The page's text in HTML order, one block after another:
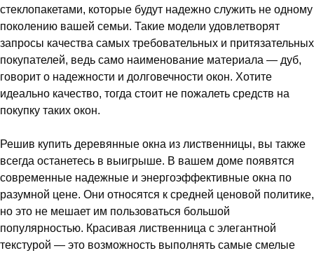
стеклопакетами, которые будут надежно служить не одному
поколению вашей семьи. Такие модели удовлетворят
запросы качества самых требовательных и притязательных
покупателей, ведь само наименование материала — дуб,
говорит о надежности и долговечности окон. Хотите
идеально качество, тогда стоит не пожалеть средств на
покупку таких окон.
Решив купить деревянные окна из лиственницы, вы также
всегда останетесь в выигрыше. В вашем доме появятся
современные надежные и энергоэффективные окна по
разумной цене. Они относятся к средней ценовой политике,
но это не мешает им пользоваться большой
популярностью. Красивая лиственница с элегантной
текстурой — это возможность выполнять самые смелые